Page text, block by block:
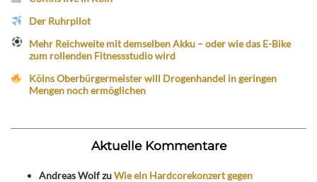
Der Ruhrpilot
Mehr Reichweite mit demselben Akku – oder wie das E-Bike
zum rollenden Fitnessstudio wird
Kölns Oberbürgermeister will Drogenhandel in geringen
Mengen noch ermöglichen
Aktuelle Kommentare
Andreas WolfzuWie ein Hardcorekonzert gegen